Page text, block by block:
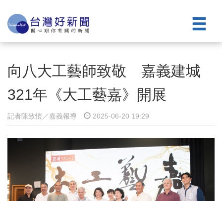
向八大工藝師致敬 嘉義建城
321年《大工藝嘉》開展
記者陳致愷／嘉義報導 2025-06-20 19:29